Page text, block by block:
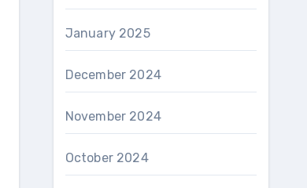
January 2025
December 2024
November 2024
October 2024